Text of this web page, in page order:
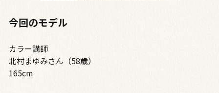
今回のモデル
カラー講師
北村まゆみさん（58歳）
165cm